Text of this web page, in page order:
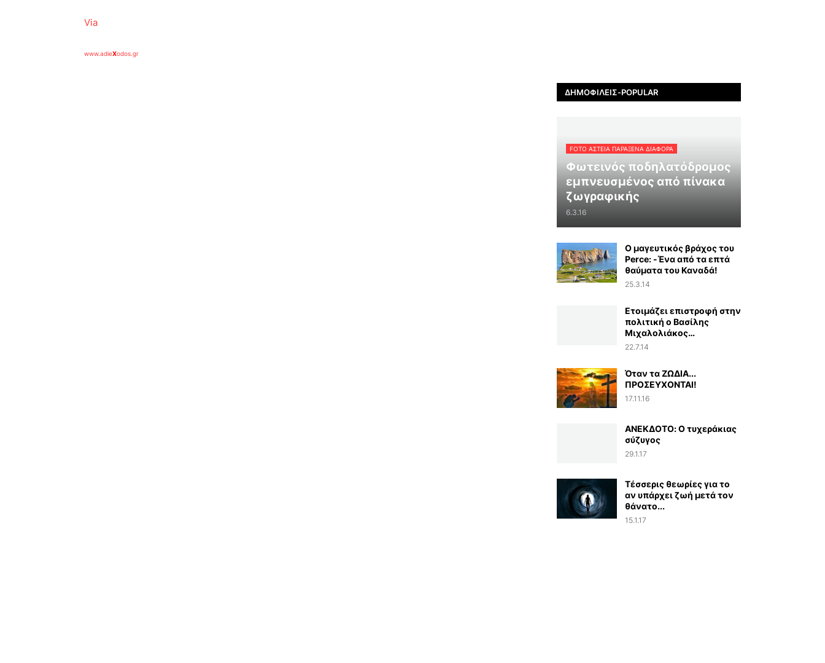
Via
www.adieXodos.gr
ΔΗΜΟΦΙΛΕΊΣ-POPULAR
FOTO ΑΣΤΕΙΑ ΠΑΡΑΞΕΝΑ ΔΙΑΦΟΡΑ
Φωτεινός ποδηλατόδρομος
εμπνευσμένος από πίνακα
ζωγραφικής
6.3.16
Ο μαγευτικός βράχος του
Perce: -Ένα από τα επτά
θαύματα του Καναδά!
25.3.14
Ετοιμάζει επιστροφή στην
πολιτική ο Βασίλης
Μιχαλολιάκος…
22.7.14
Όταν τα ΖΩΔΙΑ...
ΠΡΟΣΕΥΧΟΝΤΑΙ!
17.11.16
ΑΝΕΚΔΟΤΟ: Ο τυχεράκιας
σύζυγος
29.1.17
Τέσσερις θεωρίες για το
αν υπάρχει ζωή μετά τον
θάνατο...
15.1.17